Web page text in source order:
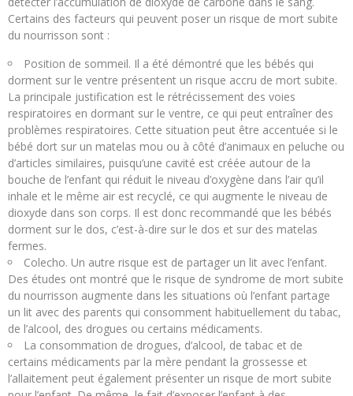
Certains des facteurs qui peuvent poser un risque de mort subite
du nourrisson sont :
Position de sommeil. Il a été démontré que les bébés qui
dorment sur le ventre présentent un risque accru de mort subite.
La principale justification est le rétrécissement des voies
respiratoires en dormant sur le ventre, ce qui peut entraîner des
problèmes respiratoires. Cette situation peut être accentuée si le
bébé dort sur un matelas mou ou à côté d’animaux en peluche ou
d’articles similaires, puisqu’une cavité est créée autour de la
bouche de l’enfant qui réduit le niveau d’oxygène dans l’air qu’il
inhale et le même air est recyclé, ce qui augmente le niveau de
dioxyde dans son corps. Il est donc recommandé que les bébés
dorment sur le dos, c’est-à-dire sur le dos et sur des matelas
fermes.
Colecho. Un autre risque est de partager un lit avec l’enfant.
Des études ont montré que le risque de syndrome de mort subite
du nourrisson augmente dans les situations où l’enfant partage
un lit avec des parents qui consomment habituellement du tabac,
de l’alcool, des drogues ou certains médicaments.
La consommation de drogues, d’alcool, de tabac et de
certains médicaments par la mère pendant la grossesse et
l’allaitement peut également présenter un risque de mort subite